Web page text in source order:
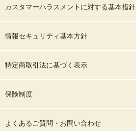
カスタマーハラスメントに対する基本指針
情報セキュリティ基本方針
特定商取引法に基づく表示
保険制度
よくあるご質問・お問い合わせ